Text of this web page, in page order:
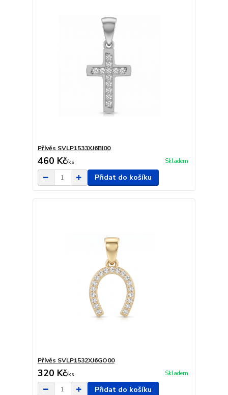
Přívěs SVLP1533XJ6BI00
460 Kč/ks Skladem
Přidat do košíku
Přívěs SVLP1532XJ6GO00
320 Kč/ks Skladem
Přidat do košíku